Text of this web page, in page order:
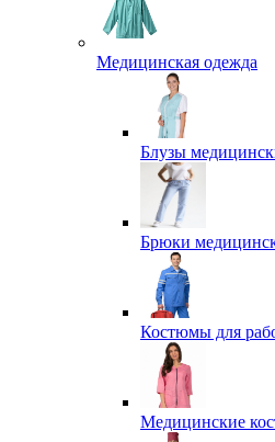
Медицинская одежда
Блузы
Брюки
Костюмы для
Медицинские